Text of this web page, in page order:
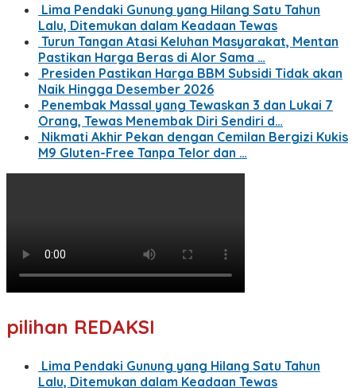
Lima Pendaki Gunung yang Hilang Satu Tahun
Lalu, Ditemukan dalam Keadaan Tewas
Turun Tangan Atasi Keluhan Masyarakat, Mentan
Pastikan Harga Beras di Alor Sama …
Presiden Pastikan Harga BBM Subsidi Tidak akan
Naik Hingga Desember 2026
Penembak Massal yang Tewaskan 3 dan Lukai 7
Orang, Tewas Menembak Diri Sendiri d…
Nikmati Akhir Pekan dengan Cemilan Bergizi Kukis
M9 Gluten-Free Tanpa Telor dan …
pilihan REDAKSI
Lima Pendaki Gunung yang Hilang Satu Tahun
Lalu, Ditemukan dalam Keadaan Tewas